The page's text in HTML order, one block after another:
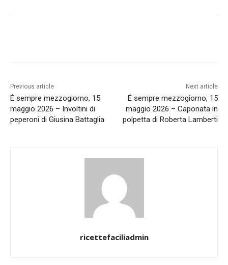
Previous article
É sempre mezzogiorno, 15
maggio 2026 – Involtini di
peperoni di Giusina Battaglia
Next article
É sempre mezzogiorno, 15
maggio 2026 – Caponata in
polpetta di Roberta Lamberti
ricettefaciliadmin